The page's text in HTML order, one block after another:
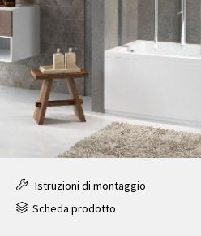
Istruzioni di montaggio
Scheda prodotto